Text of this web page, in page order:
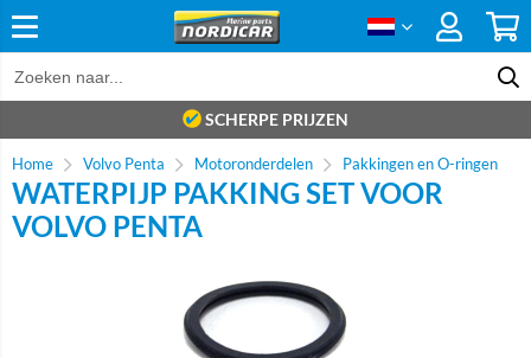
SCHERPE PRIJZEN
Home Volvo Penta Motoronderdelen Pakkingen en O-ringen
WATERPIJP PAKKING SET VOOR
VOLVO PENTA